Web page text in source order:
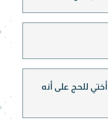
للحج على أنه